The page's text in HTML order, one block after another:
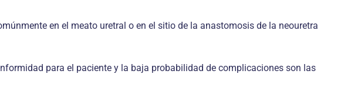
en el meato uretral o en el sitio de la anastomosis de la neouretra
para el paciente y la baja probabilidad de complicaciones son las